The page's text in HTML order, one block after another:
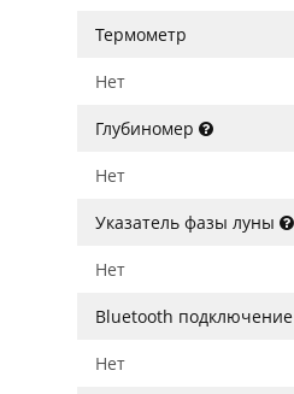
Термометр
Нет
Глубиномер
Нет
Указатель фазы луны
Нет
Bluetooth подключение
Нет